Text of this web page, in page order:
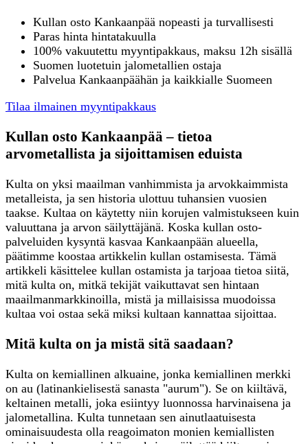
Kullan osto Kankaanpää nopeasti ja turvallisesti
Paras hinta hintatakuulla
100% vakuutettu myyntipakkaus, maksu 12h sisällä
Suomen luotetuin jalometallien ostaja
Palvelua Kankaanpäähän ja kaikkialle Suomeen
Tilaa ilmainen myyntipakkaus
Kullan osto Kankaanpää – tietoa
arvometallista ja sijoittamisen eduista
Kulta on yksi maailman vanhimmista ja arvokkaimmista
metalleista, ja sen historia ulottuu tuhansien vuosien
taakse. Kultaa on käytetty niin korujen valmistukseen kuin
valuuttana ja arvon säilyttäjänä. Koska kullan osto-
palveluiden kysyntä kasvaa Kankaanpään alueella,
päätimme koostaa artikkelin kullan ostamisesta. Tämä
artikkeli käsittelee kullan ostamista ja tarjoaa tietoa siitä,
mitä kulta on, mitkä tekijät vaikuttavat sen hintaan
maailmanmarkkinoilla, mistä ja millaisissa muodoissa
kultaa voi ostaa sekä miksi kultaan kannattaa sijoittaa.
Mitä kulta on ja mistä sitä saadaan?
Kulta on kemiallinen alkuaine, jonka kemiallinen merkki
on au (latinankielisestä sanasta "aurum"). Se on kiiltävä,
keltainen metalli, joka esiintyy luonnossa harvinaisena ja
jalometallina. Kulta tunnetaan sen ainutlaatuisesta
ominaisuudesta olla reagoimaton monien kemiallisten